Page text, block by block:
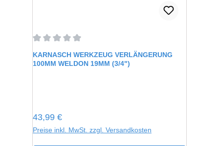
Durchschnittliche Bewertung von 0 von 5 Sternen
KARNASCH WERKZEUG VERLÄNGERUNG
100MM WELDON 19MM (3/4")
Regulärer Preis:
43,99 €
Preise inkl. MwSt. zzgl. Versandkosten